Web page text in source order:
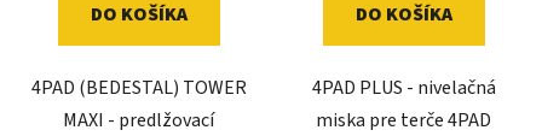
DO KOŠÍKA
4PAD (BEDESTAL) TOWER
MAXI - predlžovací
DO KOŠÍKA
4PAD PLUS - nivelačná
miska pre terče 4PAD